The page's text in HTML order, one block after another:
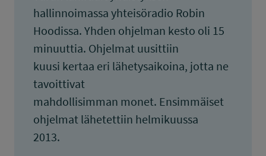
hallinnoimassa yhteisöradio Robin
Hoodissa. Yhden ohjelman kesto oli 15
minuuttia. Ohjelmat uusittiin
kuusi kertaa eri lähetysaikoina, jotta ne
tavoittivat
mahdollisimman monet. Ensimmäiset
ohjelmat lähetettiin helmikuussa
2013.